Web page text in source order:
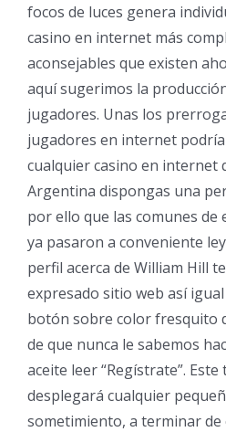
focos de luces genera
casino en internet más
aconsejables que existen
aquí sugerimos la
jugadores. Unas los
jugadores en internet
cualquier casino en internet
Argentina dispongas una
por ello que las comunes de
ya pasaron a conveniente
perfil acerca de William Hill
expresado sitio web así­
botón sobre color fresquito
de que nunca le sabemos
aceite leer “Regístrate”.
desplegará cualquier
sometimiento, a terminar de